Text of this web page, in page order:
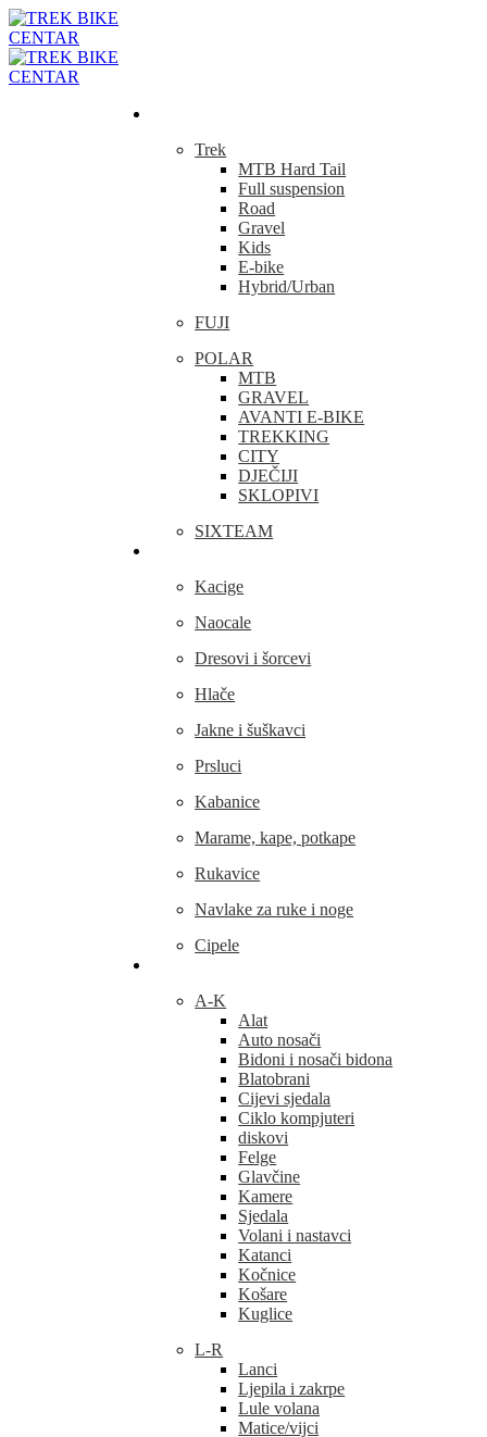
Trek
MTB Hard Tail
Full suspension
Road
Gravel
Kids
E-bike
Hybrid/Urban
FUJI
POLAR
MTB
GRAVEL
AVANTI E-BIKE
TREKKING
CITY
DJEČIJI
SKLOPIVI
SIXTEAM
Kacige
Naocale
Dresovi i šorcevi
Hlače
Jakne i šuškavci
Prsluci
Kabanice
Marame, kape, potkape
Rukavice
Navlake za ruke i noge
Cipele
A-K
Alat
Auto nosači
Bidoni i nosači bidona
Blatobrani
Cijevi sjedala
Ciklo kompjuteri
diskovi
Felge
Glavčine
Kamere
Sjedala
Volani i nastavci
Katanci
Kočnice
Košare
Kuglice
L-R
Lanci
Ljepila i zakrpe
Lule volana
Matice/vijci